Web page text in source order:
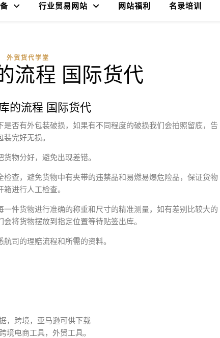
行业贸易网站 网站福利 名录培训
外贸货代学堂
流程 国际货代
的流程 国际货代
否有外包装破损，如果有不同程度的破损我们会拍照留底，告
完好无损。
物分好，避免出现差错。
查，避免货物中有夹带的违禁品和易燃易爆危险品，保证货物
进行人工检查。
件货物进行准确的称重和尺寸的精准测量，如有差别比较大的
将货物摆放到指定位置等待贴签出库。
司的理赔流程和所需的资料。
，跨境，亚马逊可供下载
境电商工具，外贸工具。